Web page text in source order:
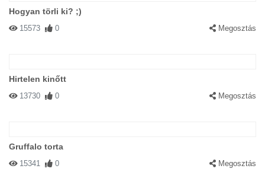
Hogyan törli ki? ;)
15573 0 Megosztás
Hirtelen kinőtt
13730 0 Megosztás
Gruffalo torta
15341 0 Megosztás